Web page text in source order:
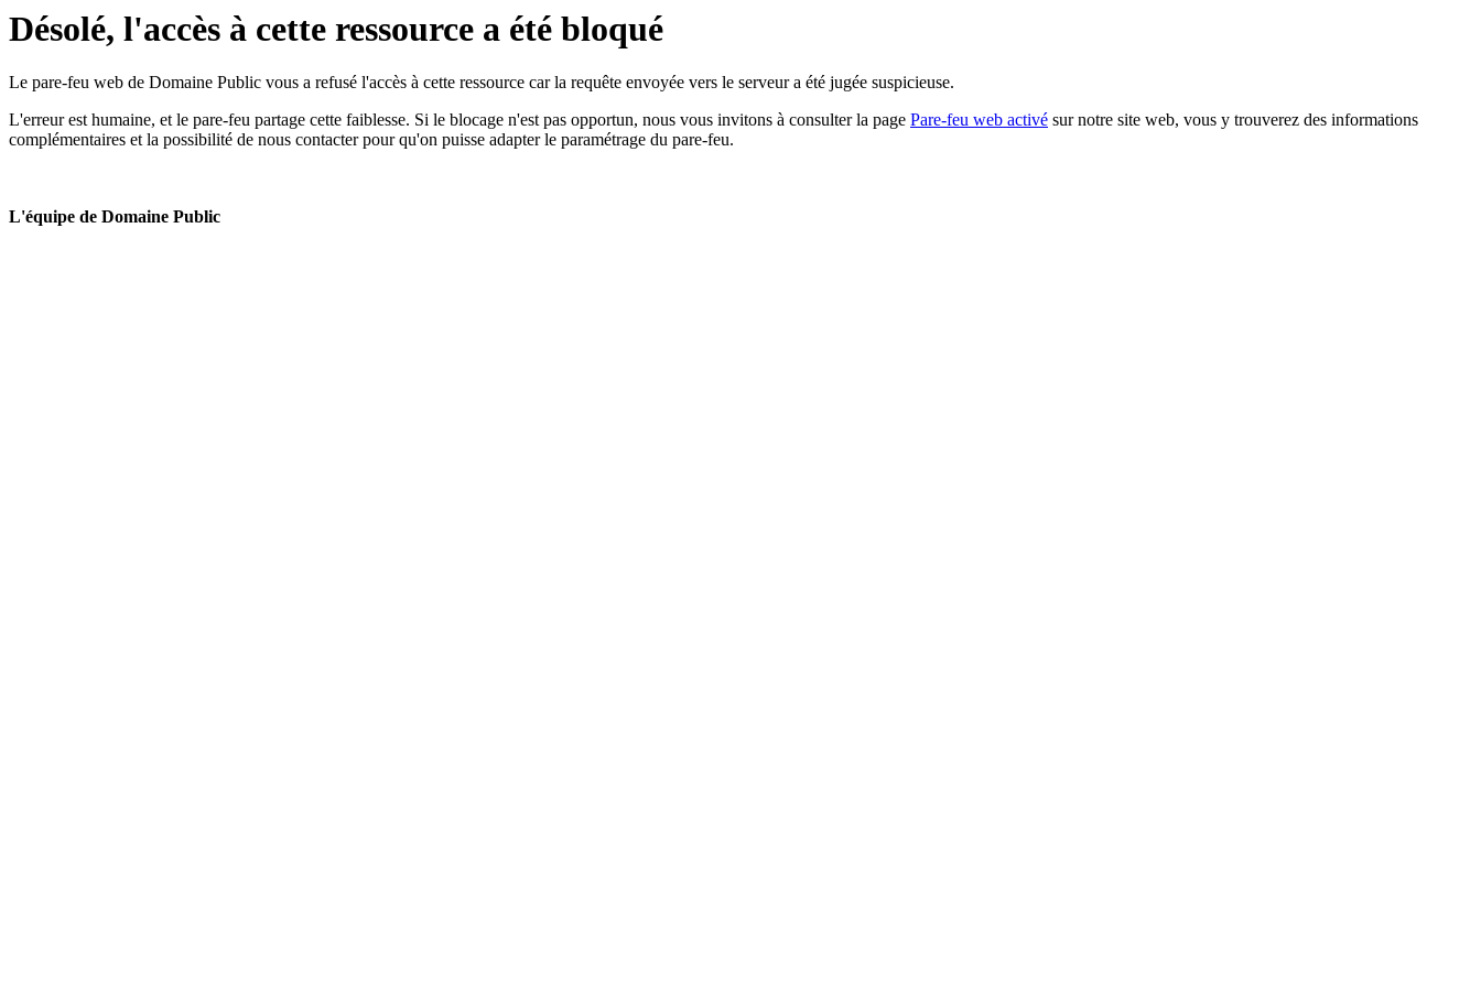
Désolé, l'accès à cette ressource a été bloqué
Le pare-feu web de Domaine Public vous a refusé l'accès à cette ressource car la requête envoyée vers le serveur a été jugée suspicieuse.
L'erreur est humaine, et le pare-feu partage cette faiblesse. Si le blocage n'est pas opportun, nous vous invitons à consulter la page Pare-feu web activé sur notre site web, vous y trouverez des informations
complémentaires et la possibilité de nous contacter pour qu'on puisse adapter le paramétrage du pare-feu.
L'équipe de Domaine Public